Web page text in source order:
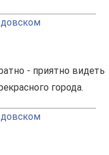
- приятно видеть
города.